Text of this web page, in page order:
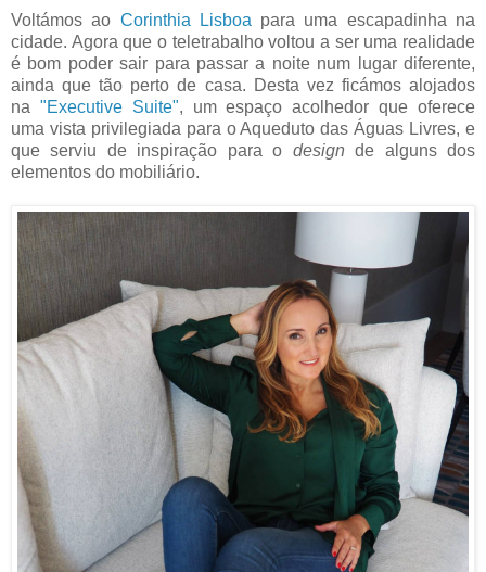
Voltámos ao Corinthia Lisboa para uma escapadinha na
cidade. Agora que o teletrabalho voltou a ser uma realidade
é bom poder sair para passar a noite num lugar diferente,
ainda que tão perto de casa. Desta vez ficámos alojados
na "Executive Suite", um espaço acolhedor que oferece
uma vista privilegiada para o Aqueduto das Águas Livres, e
que serviu de inspiração para o design de alguns dos
elementos do mobiliário.